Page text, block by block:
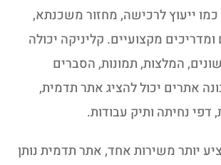
כמו ייעוץ לרכישה, מחזור משכנתא,
ומדריכים מקצועיים. קליניקה יכולה
המלצות, תמונות, הסברים
אתרים יכול להציג אתר תדמית,
דפי נחיתה ותיק עבודות.
יותר משירות אחד, אתר תדמית נותן